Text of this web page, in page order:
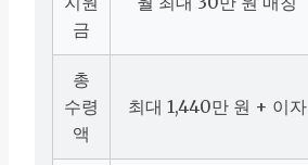
금
총
수령
액
최대 1,440만 원 + 이자